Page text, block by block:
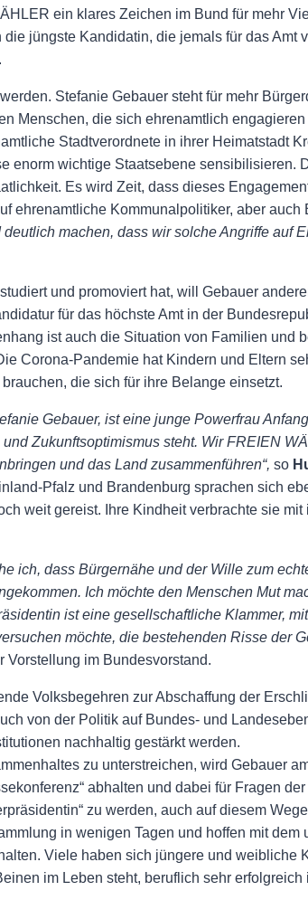
ein klares Zeichen im Bund für mehr
jüngste Kandidatin, die jemals für das Amt
Stefanie Gebauer steht für mehr
Menschen, die sich ehrenamtlich
Stadtverordnete in ihrer Heimatstadt
enorm wichtige Staatsebene sensibilisieren.
Es wird Zeit, dass dieses
ehrenamtliche Kommunalpolitiker, aber
machen, dass wir solche Angriffe auf
und promoviert hat, will Gebauer
für das höchste Amt in der
ist auch die Situation von Familien und
Corona-Pandemie hat Kindern und Eltern
die sich für ihre Belange einsetzt.
Gebauer, ist eine junge Powerfrau
Zukunftsoptimismus steht. Wir FREIEN
und das Land zusammenführen“, so
Pfalz und Brandenburg sprachen sich
weit gereist. Ihre Kindheit verbrachte sie
ich, dass Bürgernähe und der Wille zum
Ich möchte den Menschen Mut
ist eine gesellschaftliche Klammer,
möchte, die bestehenden Risse der
Vorstellung im Bundesvorstand.
Volksbegehren zur Abschaffung der
von der Politik auf Bundes- und
nachhaltig gestärkt werden.
zu unterstreichen, wird Gebauer
abhalten und dabei für Fragen
zu werden, auch auf diesem
in wenigen Tagen und hoffen mit dem
Viele haben sich jüngere und weibliche
im Leben steht, beruflich sehr erfolgreich